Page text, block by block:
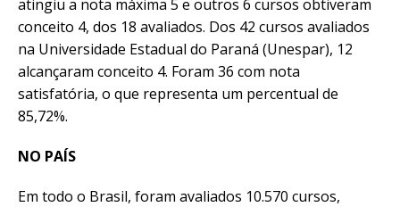
atingiu a nota máxima 5 e outros 6 cursos obtiveram
conceito 4, dos 18 avaliados. Dos 42 cursos avaliados
na Universidade Estadual do Paraná (Unespar), 12
alcançaram conceito 4. Foram 36 com nota
satisfatória, o que representa um percentual de
85,72%.
NO PAÍS
Em todo o Brasil, foram avaliados 10.570 cursos,